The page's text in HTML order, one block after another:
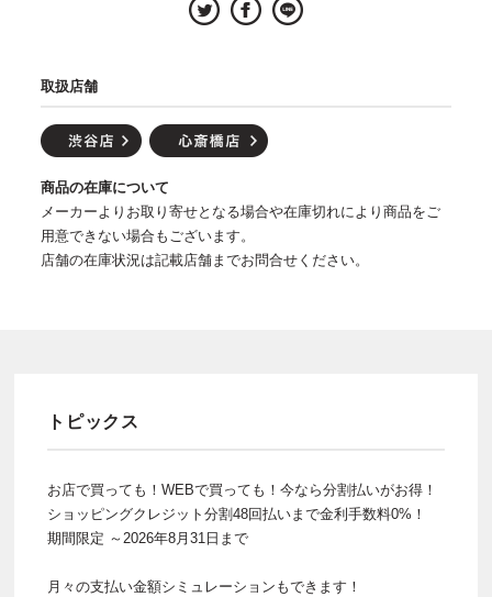
取扱店舗
商品の在庫について
メーカーよりお取り寄せとなる場合や在庫切れにより商品をご
用意できない場合もございます。
店舗の在庫状況は記載店舗までお問合せください。
トピックス
お店で買っても！WEBで買っても！今なら分割払いがお得！
ショッピングクレジット分割48回払いまで金利手数料0%！
期間限定 ～2026年8月31日まで
月々の支払い金額シミュレーションもできます！